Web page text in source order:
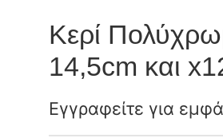
Κερί
14,5cm και
Εγγραφείτε για